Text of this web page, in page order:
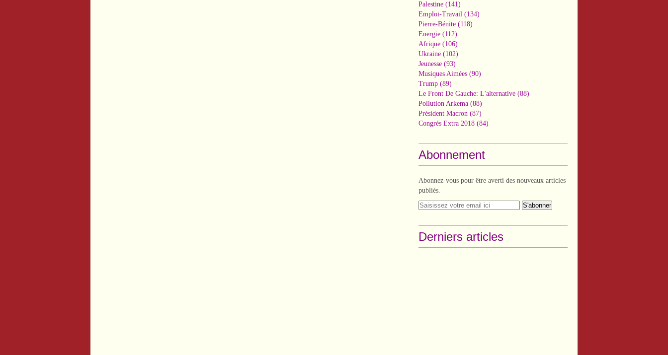
Palestine (141)
Emploi-Travail (134)
Pierre-Bénite (118)
Energie (112)
Afrique (106)
Ukraine (102)
Jeunesse (93)
Musiques Aimées (90)
Trump (89)
Le Front De Gauche: L'alternative (88)
Pollution Arkema (88)
Président Macron (87)
Congrès Extra 2018 (84)
Abonnement
Abonnez-vous pour être averti des nouveaux articles
publiés.
Derniers articles